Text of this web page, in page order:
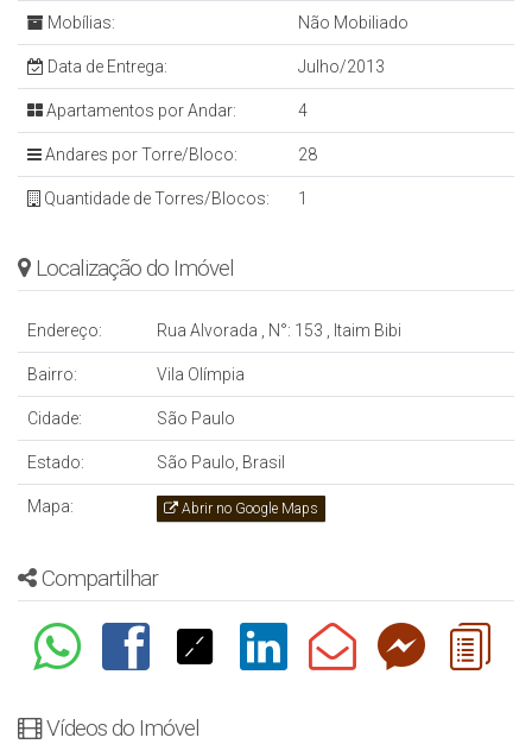
Mobílias: Não Mobiliado
Data de Entrega: Julho/2013
Apartamentos por Andar: 4
Andares por Torre/Bloco: 28
Quantidade de Torres/Blocos: 1
Localização do Imóvel
Endereço: Rua Alvorada , N°: 153 , Itaim Bibi
Bairro: Vila Olímpia
Cidade: São Paulo
Estado: São Paulo, Brasil
Mapa: Abrir no Google Maps
Compartilhar
Vídeos do Imóvel